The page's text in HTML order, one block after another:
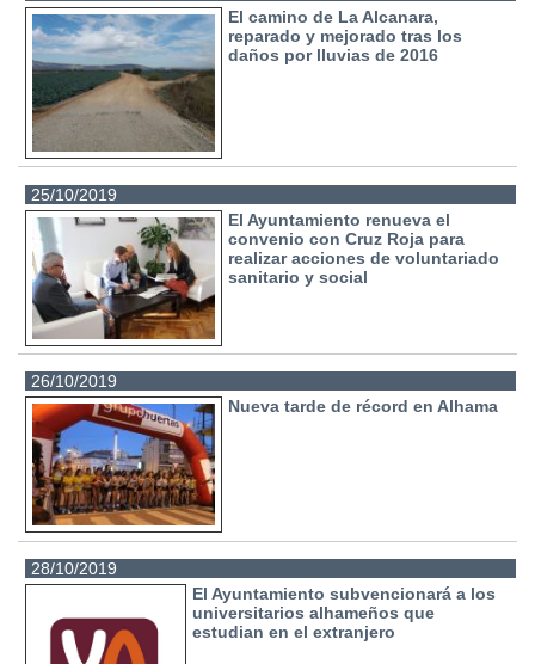
El camino de La Alcanara,
reparado y mejorado tras los
daños por lluvias de 2016
25/10/2019
El Ayuntamiento renueva el
convenio con Cruz Roja para
realizar acciones de voluntariado
sanitario y social
26/10/2019
Nueva tarde de récord en Alhama
28/10/2019
El Ayuntamiento subvencionará a los
universitarios alhameños que
estudian en el extranjero